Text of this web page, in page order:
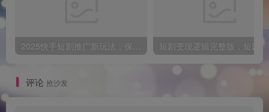
2025快手短剧推广新玩法，保姆级教学，日入多张，可矩阵操作
评论 抢沙发